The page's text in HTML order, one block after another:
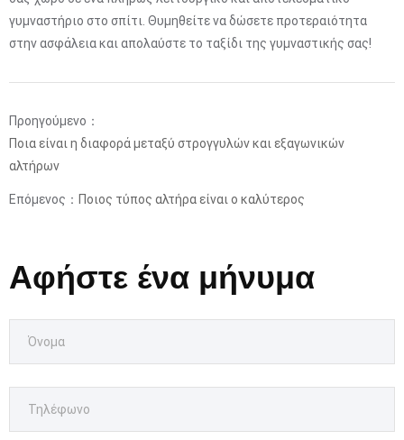
γυμναστήριο στο σπίτι. Θυμηθείτε να δώσετε προτεραιότητα
στην ασφάλεια και απολαύστε το ταξίδι της γυμναστικής σας!
Προηγούμενο：
Ποια είναι η διαφορά μεταξύ στρογγυλών και εξαγωνικών
αλτήρων
Επόμενος： Ποιος τύπος αλτήρα είναι ο καλύτερος
Αφήστε ένα μήνυμα